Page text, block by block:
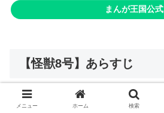
まんが王国公式
【怪獣8号】あらすじ
メニュー ホーム 検索